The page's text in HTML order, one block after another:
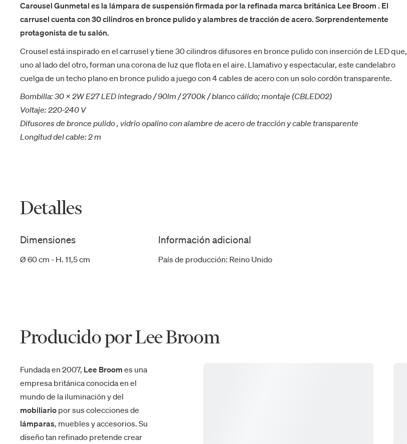
Carousel Gunmetal es la lámpara de suspensión firmada por la refinada marca británica Lee Broom . El
carrusel cuenta con 30 cilindros en bronce pulido y alambres de tracción de acero. Sorprendentemente
protagonista de tu salón.
Crousel está inspirado en el carrusel y tiene 30 cilindros difusores en bronce pulido con inserción de LED que,
uno al lado del otro, forman una corona de luz que flota en el aire. Llamativo y espectacular, este candelabro
cuelga de un techo plano en bronce pulido a juego con 4 cables de acero con un solo cordón transparente.
Bombilla: 30 x 2W E27 LED integrado / 90lm / 2700k / blanco cálido; montaje (CBLED02)
Voltaje: 220-240 V
Difusores de bronce pulido, vidrio opalino con alambre de acero de tracción y cable transparente
Longitud del cable: 2 m
Detalles
Dimensiones
Ø 60 cm - H. 11,5 cm
Información adicional
País de producción: Reino Unido
Producido por Lee Broom
Fundada en 2007, Lee Broom es una
empresa británica conocida en el
mundo de la iluminación y del
mobiliario por sus colecciones de
lámparas, muebles y accesorios. Su
diseño tan refinado pretende crear